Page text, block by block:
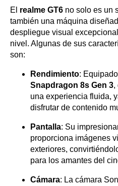
El realme GT6 no solo es un
también una máquina
despliegue visual
nivel. Algunas de sus
son:
Rendimiento:
Snapdragon 8s Gen 3,
una experiencia fluida,
disfrutar de contenido
Pantalla: Su
proporciona imágenes
exteriores,
para los amantes del
Cámara: La cámara